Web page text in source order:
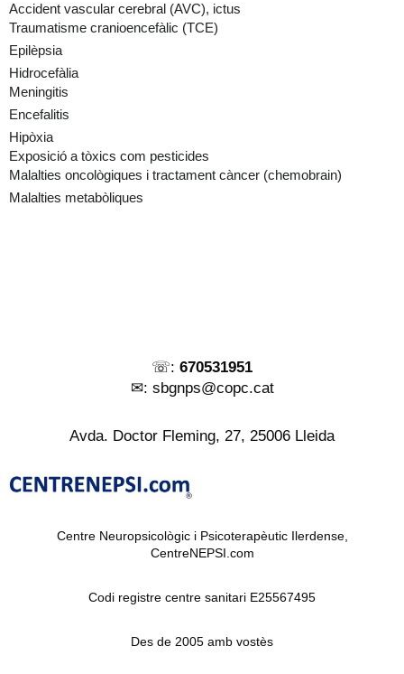
Accident vascular cerebral (AVC), ictus
Traumatisme cranioencefàlic (TCE)
Epilèpsia
Hidrocefàlia
Meningitis
Encefalitis
Hipòxia
Exposició a tòxics com pesticides
Malalties oncològiques i tractament càncer (chemobrain)
Malalties metabòliques
☏: 670531951
✉︎: sbgnps@copc.cat
Avda. Doctor Fleming, 27, 25006 Lleida
Centre Neuropsicològic i Psicoterapèutic Ilerdense,
CentreNEPSI.com
Codi registre centre sanitari E25567495
Des de 2005 amb vostès